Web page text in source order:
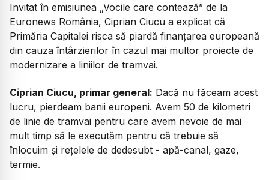
Invitat în emisiunea „Vocile care contează” de la
Euronews România, Ciprian Ciucu a explicat că
Primăria Capitalei risca să piardă finanțarea europeană
din cauza întârzierilor în cazul mai multor proiecte de
modernizare a liniilor de tramvai.
Ciprian Ciucu, primar general: Dacă nu făceam acest
lucru, pierdeam banii europeni. Avem 50 de kilometri
de linie de tramvai pentru care avem nevoie de mai
mult timp să le executăm pentru că trebuie să
înlocuim și rețelele de dedesubt - apă-canal, gaze,
termie.